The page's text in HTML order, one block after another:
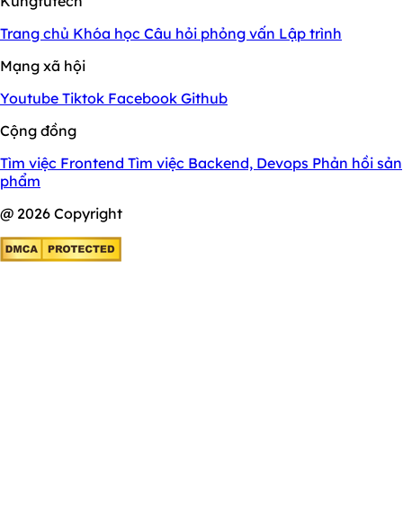
Trang chủ Khóa học Câu hỏi phỏng vấn Lập trình
Mạng xã hội
Youtube Tiktok Facebook Github
Cộng đồng
Tìm việc Frontend Tìm việc Backend, Devops Phản hồi sản
phẩm
@ 2026 Copyright